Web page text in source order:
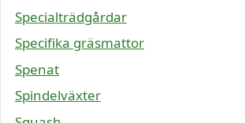
Specialträdgårdar
Specifika gräsmattor
Spenat
Spindelväxter